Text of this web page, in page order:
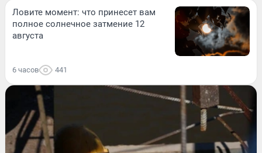
Ловите момент: что принесет вам
полное солнечное затмение 12
августа
6 часов 441